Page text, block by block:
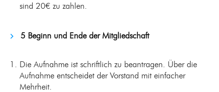
sind 20€ zu zahlen.
5 Beginn und Ende der Mitgliedschaft
Die Aufnahme ist schriftlich zu beantragen. Über die
Aufnahme entscheidet der Vorstand mit einfacher
Mehrheit.